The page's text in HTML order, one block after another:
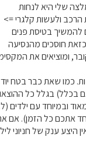
שלי היא לנחות
ולעשות קלגרי =>
להמשיך בטיסת פנים
חוסכים מהנסיעה
ומוציאים את
כמו שאת כבר בטח
בגלל כל
ובמיוחד עם ילדים
אתכם כל הזמן). אם
היצע ענק של חניוני